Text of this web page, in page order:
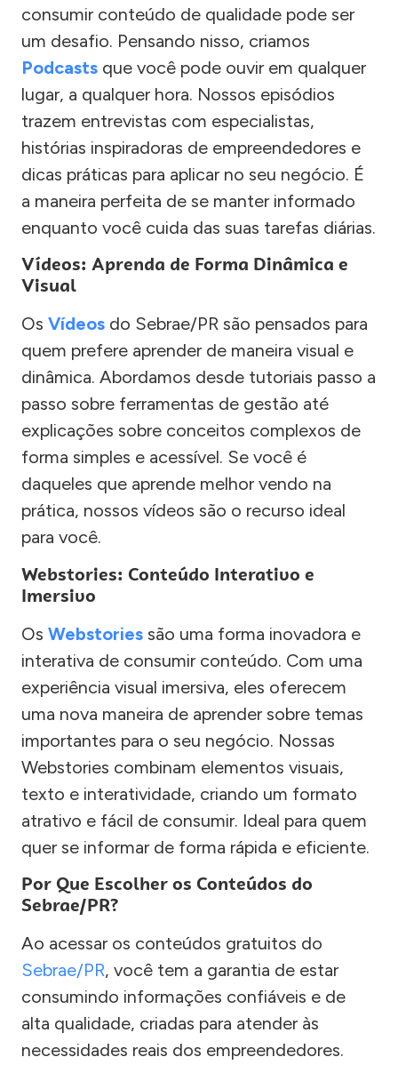
consumir conteúdo de qualidade pode ser
um desafio. Pensando nisso, criamos
Podcasts que você pode ouvir em qualquer
lugar, a qualquer hora. Nossos episódios
trazem entrevistas com especialistas,
histórias inspiradoras de empreendedores e
dicas práticas para aplicar no seu negócio. É
a maneira perfeita de se manter informado
enquanto você cuida das suas tarefas diárias.
Vídeos: Aprenda de Forma Dinâmica e
Visual
Os Vídeos do Sebrae/PR são pensados para
quem prefere aprender de maneira visual e
dinâmica. Abordamos desde tutoriais passo a
passo sobre ferramentas de gestão até
explicações sobre conceitos complexos de
forma simples e acessível. Se você é
daqueles que aprende melhor vendo na
prática, nossos vídeos são o recurso ideal
para você.
Webstories: Conteúdo Interativo e
Imersivo
Os Webstories são uma forma inovadora e
interativa de consumir conteúdo. Com uma
experiência visual imersiva, eles oferecem
uma nova maneira de aprender sobre temas
importantes para o seu negócio. Nossas
Webstories combinam elementos visuais,
texto e interatividade, criando um formato
atrativo e fácil de consumir. Ideal para quem
quer se informar de forma rápida e eficiente.
Por Que Escolher os Conteúdos do
Sebrae/PR?
Ao acessar os conteúdos gratuitos do
Sebrae/PR, você tem a garantia de estar
consumindo informações confiáveis e de
alta qualidade, criadas para atender às
necessidades reais dos empreendedores.